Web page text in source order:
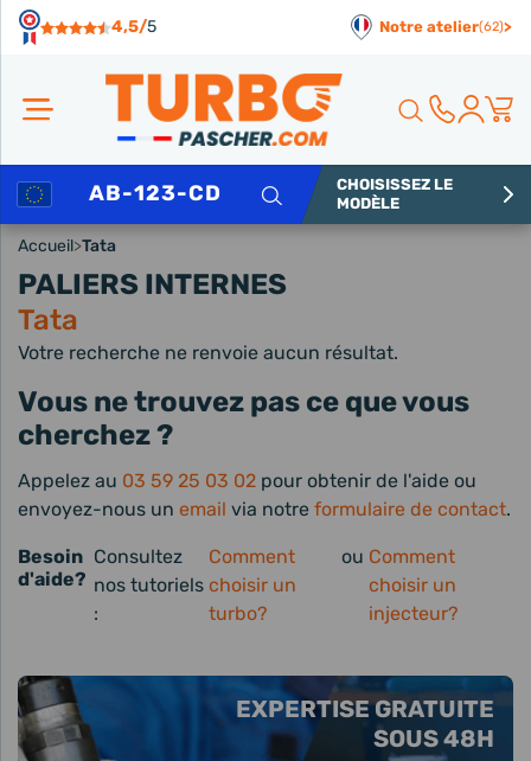
4,5/5 Notre atelier(62)>
Rechercher
CHOISISSEZ LE
MODÈLE
Accueil>Tata
PALIERS INTERNES
Tata
EXPERTISE GRATUITE
SOUS 48H
Votre recherche ne renvoie aucun résultat.
Vous ne trouvez pas ce que vous
cherchez ?
Appelez au 03 59 25 03 02 pour obtenir de l'aide ou
envoyez-nous un email via notre formulaire de contact.
Besoin
d'aide?
Consultez
nos tutoriels
:
Comment
choisir un
turbo?
ou Comment
choisir un
injecteur?
Panneau de gestion des cookies